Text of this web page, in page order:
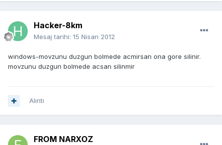
Hacker-8km
Mesaj tarihi: 15 Nisan 2012
windows-movzunu duzgun bolmede acmirsan ona gore silinir.
movzunu duzgun bolmede acsan silinmir
Alıntı
FROM NARXOZ